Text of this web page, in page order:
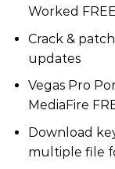
Worked FREE
Crack &
updates
Vegas Pro
MediaFire
Download
multiple file